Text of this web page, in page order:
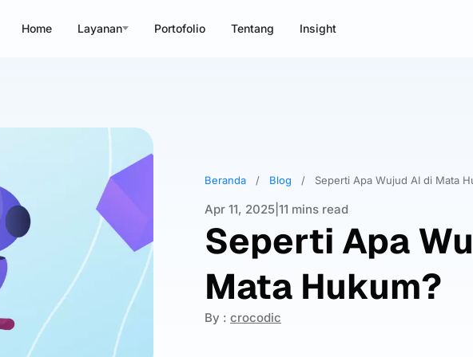
Home Layanan Portofolio Tentang Insight
Beranda / Blog / Seperti Apa Wujud AI di Mata
Apr 11, 2025 11 mins read
Seperti Apa
Mata Hukum?
By : crocodic